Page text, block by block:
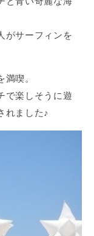
がサーフィンを
喫。
で楽しそうに遊
れました♪